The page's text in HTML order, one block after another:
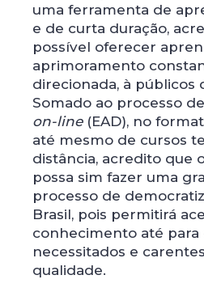
uma ferramenta de
e de curta duração,
possível oferecer
aprimoramento
direcionada, à públicos
Somado ao processo
on-line(EAD), no
até mesmo de cursos
distância, acredito que
possa sim fazer uma
processo de
Brasil, pois permitirá
conhecimento até para
necessitados e
qualidade.